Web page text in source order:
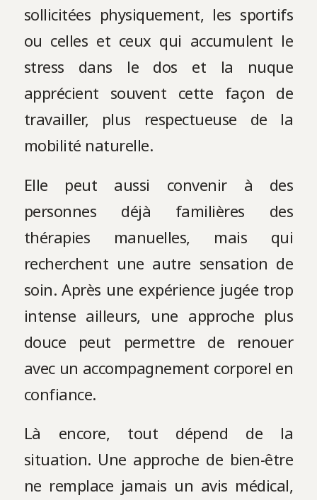
sollicitées physiquement, les sportifs
ou celles et ceux qui accumulent le
stress dans le dos et la nuque
apprécient souvent cette façon de
travailler, plus respectueuse de la
mobilité naturelle.
Elle peut aussi convenir à des
personnes déjà familières des
thérapies manuelles, mais qui
recherchent une autre sensation de
soin. Après une expérience jugée trop
intense ailleurs, une approche plus
douce peut permettre de renouer
avec un accompagnement corporel en
confiance.
Là encore, tout dépend de la
situation. Une approche de bien-être
ne remplace jamais un avis médical,